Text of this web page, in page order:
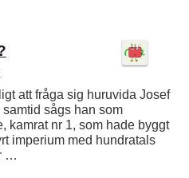
att fråga sig huruvida Josef
sågs han som
kamrat nr 1, som hade byggt
imperium med hundratals
…